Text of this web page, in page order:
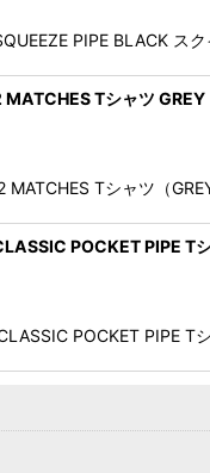
PIPE BLACK
Tシャツ GREY
MATCHES Tシャツ（
POCKET PIPE T
POCKET PIPE